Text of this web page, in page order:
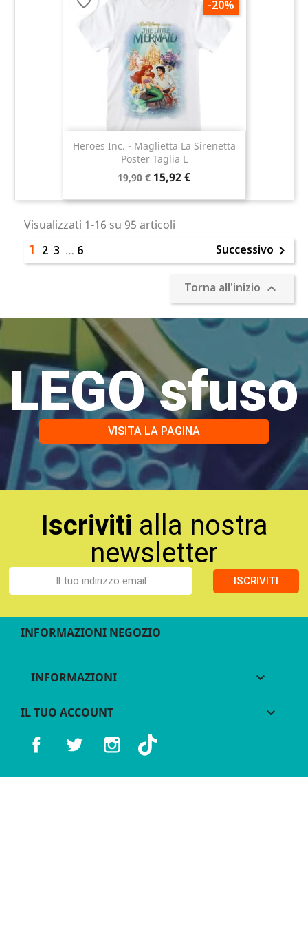
Heroes Inc. - Maglietta La Sirenetta
Poster Taglia L
19,90 € 15,92 €
-20%
Visualizzati 1-16 su 95 articoli
1 2 3 … 6 Successivo 
Torna all'inizio 
LEGO sfuso
VISITA LA PAGINA
Iscriviti alla nostra
newsletter
ISCRIVITI
INFORMAZIONI NEGOZIO
INFORMAZIONI 
IL TUO ACCOUNT 
Facebook Twitter Instagram